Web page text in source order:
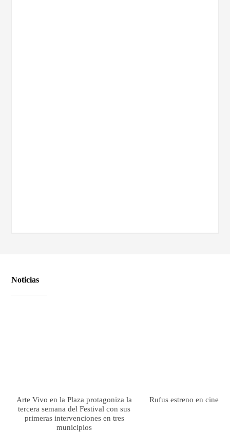
Noticias
Arte Vivo en la Plaza protagoniza la
tercera semana del Festival con sus
primeras intervenciones en tres
municipios
Rufus estreno en cines